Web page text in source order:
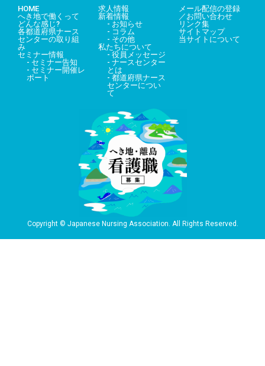
HOME
へき地で働くって
どんな感じ?
各都道府県ナース
センターの取り組
み
セミナー情報
- セミナー告知
- セミナー開催レ
ポート
求人情報
新着情報
- お知らせ
- コラム
- その他
私たちについて
- 役員メッセージ
- ナースセンター
とは
- 都道府県ナース
センターについ
て
メール配信の登録
／お問い合わせ
リンク集
サイトマップ
当サイトについて
Copyright © Japanese Nursing Association. All Rights Reserved.